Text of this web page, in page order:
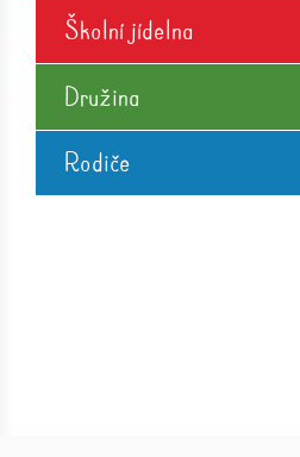
Školní jídelna
Družina
Rodiče